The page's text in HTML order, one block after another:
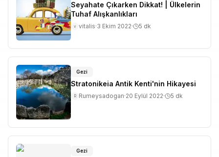
Seyahate Çıkarken Dikkat! | Ülkelerin
Tuhaf Alışkanlıkları
v vitalis·3 Ekim 2022· 5 dk
Gezi
Stratonikeia Antik Kenti'nin Hikayesi
R Rumeysadogan·20 Eylül 2022· 5 dk
Gezi